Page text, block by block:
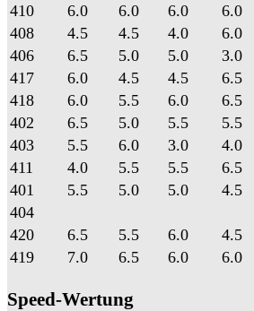
410
6.0 6.0 6.0 6.0
408
4.5 4.5 4.0 6.0
406
6.5 5.0 5.0 3.0
417
6.0 4.5 4.5 6.5
418
6.0 5.5 6.0 6.5
402
6.5 5.0 5.5 5.5
403
5.5 6.0 3.0 4.0
411
4.0 5.5 5.5 6.5
401
5.5 5.0 5.0 4.5
404
420
6.5 5.5 6.0 4.5
419
7.0 6.5 6.0 6.0
Speed-Wertung